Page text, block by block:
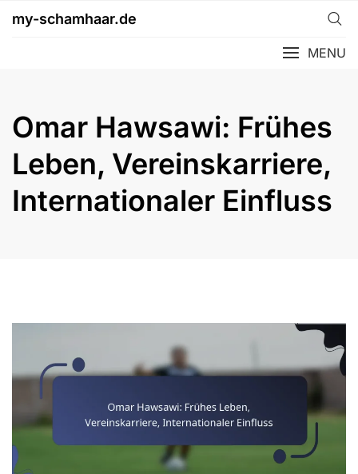
my-schamhaar.de
MENU
Omar Hawsawi: Frühes
Leben, Vereinskarriere,
Internationaler Einfluss